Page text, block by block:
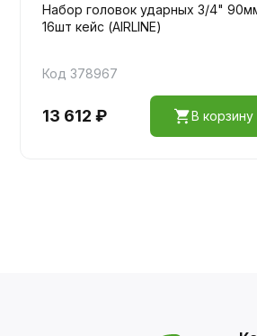
Набор головок ударных 3/4"
16шт кейс (AIRLINE)
Код 378967
13 612 ₽ В корзину